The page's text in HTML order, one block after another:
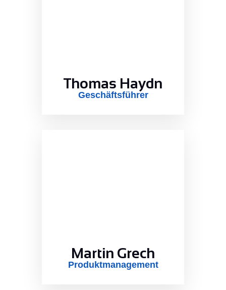
Thomas Haydn
Geschäftsführer
Martin Grech
Produktmanagement